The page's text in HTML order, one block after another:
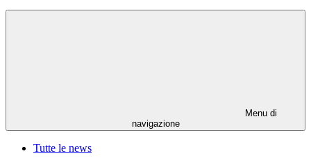
Menu di
navigazione
Tutte le news